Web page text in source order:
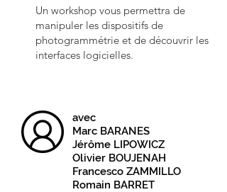
Un workshop vous permettra de
manipuler les dispositifs de
photogrammétrie et de découvrir les
interfaces logicielles.
avec
Marc BARANES
Jérôme LIPOWICZ
Olivier BOUJENAH
Francesco ZAMMILLO
Romain BARRET